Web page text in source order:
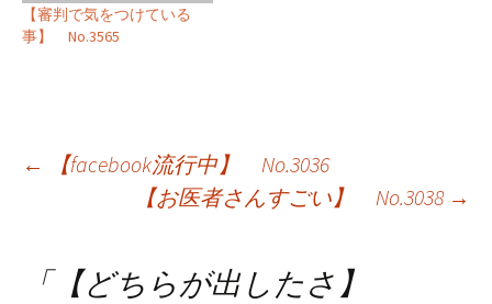
【審判で気をつけている
事】 No.3565
投←
【facebook流行中】 No.3036
【お医者さんすごい】 No.3038 →
「【どちらが出したさ】